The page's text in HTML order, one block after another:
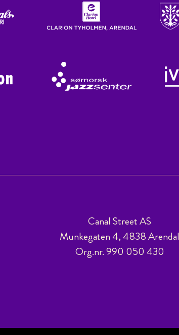
Canal Street AS
Munkegaten 4, 4838 Arendal
Org.nr. 990 050 430